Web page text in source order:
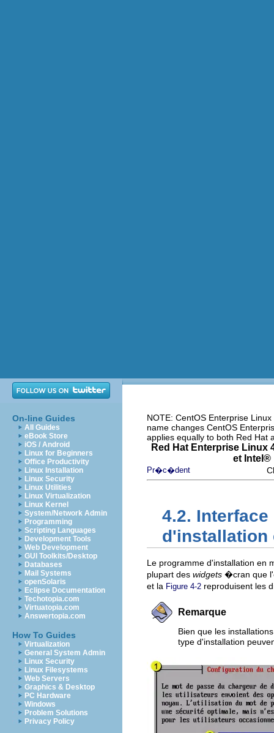
On-line Guides
All Guides
eBook Store
iOS / Android
Linux for Beginners
Office Productivity
Linux Installation
Linux Security
Linux Utilities
Linux Virtualization
Linux Kernel
System/Network Admin
Programming
Scripting Languages
Development Tools
Web Development
GUI Toolkits/Desktop
Databases
Mail Systems
openSolaris
Eclipse Documentation
Techotopia.com
Virtuatopia.com
Answertopia.com
How To Guides
Virtualization
General System Admin
Linux Security
Linux Filesystems
Web Servers
Graphics & Desktop
PC Hardware
Windows
Problem Solutions
Privacy Policy
NOTE: CentOS Enterprise
name changes CentOS
applies equally to both Red Hat
Red Hat Enterprise
et Intel ®
Pr�c�dent
4.2.
d'installation
Le programme d'installation en
plupart des widgets �cran que
et la Figure 4-2 reproduisent les
Remarque
Bien que les
type d'installation